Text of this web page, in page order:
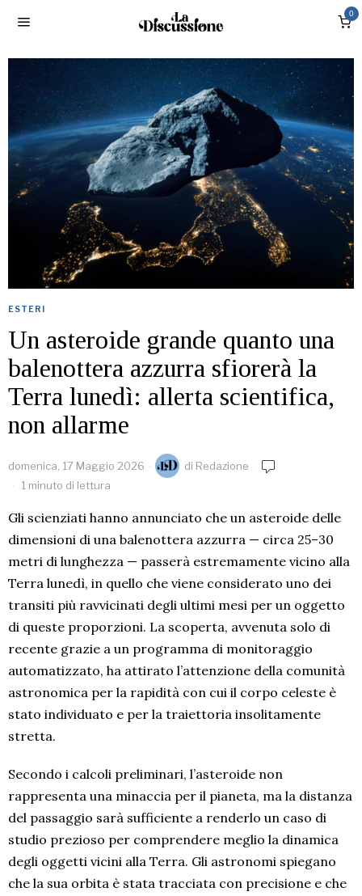
0
ESTERI
Un asteroide grande quanto una
balenottera azzurra sfiorerà la
Terra lunedì: allerta scientifica,
non allarme
domenica, 17 Maggio 2026 di Redazione
1 minuto di lettura
Gli scienziati hanno annunciato che un asteroide delle
dimensioni di una balenottera azzurra — circa 25–30
metri di lunghezza — passerà estremamente vicino alla
Terra lunedì, in quello che viene considerato uno dei
transiti più ravvicinati degli ultimi mesi per un oggetto
di queste proporzioni. La scoperta, avvenuta solo di
recente grazie a un programma di monitoraggio
automatizzato, ha attirato l’attenzione della comunità
astronomica per la rapidità con cui il corpo celeste è
stato individuato e per la traiettoria insolitamente
stretta.
Secondo i calcoli preliminari, l’asteroide non
rappresenta una minaccia per il pianeta, ma la distanza
del passaggio sarà sufficiente a renderlo un caso di
studio prezioso per comprendere meglio la dinamica
degli oggetti vicini alla Terra. Gli astronomi spiegano
che la sua orbita è stata tracciata con precisione e che